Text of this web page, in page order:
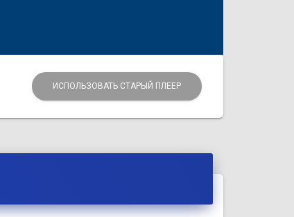
ИСПОЛЬЗОВАТЬ СТАРЫЙ ПЛЕЕР